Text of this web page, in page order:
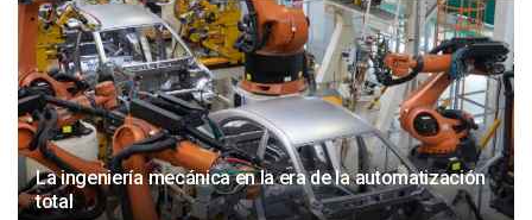
La ingeniería mecánica en la era de la automatización
total